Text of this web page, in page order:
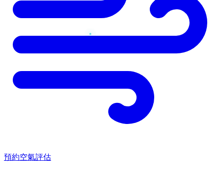
預約空氣評估